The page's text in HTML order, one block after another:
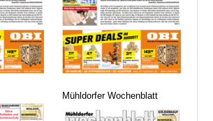
Mühldorfer Wochenblatt